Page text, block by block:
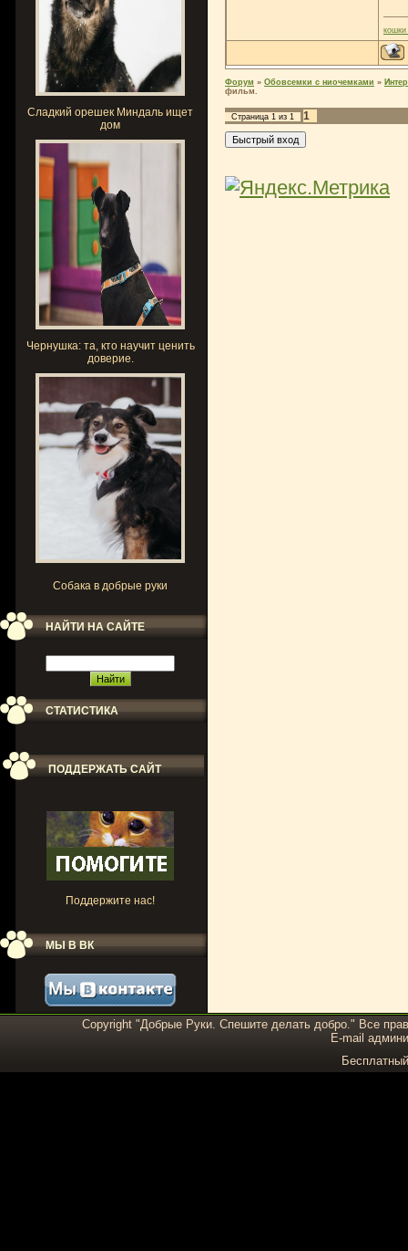
Сладкий орешек Миндаль ищет
дом
Чернушка: та, кто научит ценить
доверие.
Собака в добрые руки
НАЙТИ НА САЙТЕ
СТАТИСТИКА
ПОДДЕРЖАТЬ САЙТ
Поддержите нас!
МЫ В ВК
Форум » Обовсемки с ниочемками »
фильм.
Страница 1 из 1 1
Copyright "Добрые Руки. Спешите делать добро." Все
E-mail